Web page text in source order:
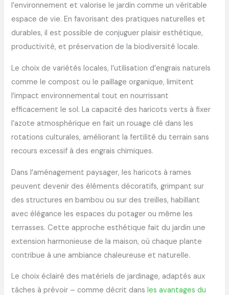
l’environnement et valorise le jardin comme un véritable
espace de vie. En favorisant des pratiques naturelles et
durables, il est possible de conjuguer plaisir esthétique,
productivité, et préservation de la biodiversité locale.
Le choix de variétés locales, l’utilisation d’engrais naturels
comme le compost ou le paillage organique, limitent
l’impact environnemental tout en nourrissant
efficacement le sol. La capacité des haricots verts à fixer
l’azote atmosphérique en fait un rouage clé dans les
rotations culturales, améliorant la fertilité du terrain sans
recours excessif à des engrais chimiques.
Dans l’aménagement paysager, les haricots à rames
peuvent devenir des éléments décoratifs, grimpant sur
des structures en bambou ou sur des treilles, habillant
avec élégance les espaces du potager ou même les
terrasses. Cette approche esthétique fait du jardin une
extension harmonieuse de la maison, où chaque plante
contribue à une ambiance chaleureuse et naturelle.
Le choix éclairé des matériels de jardinage, adaptés aux
tâches à prévoir – comme décrit dansles avantages du